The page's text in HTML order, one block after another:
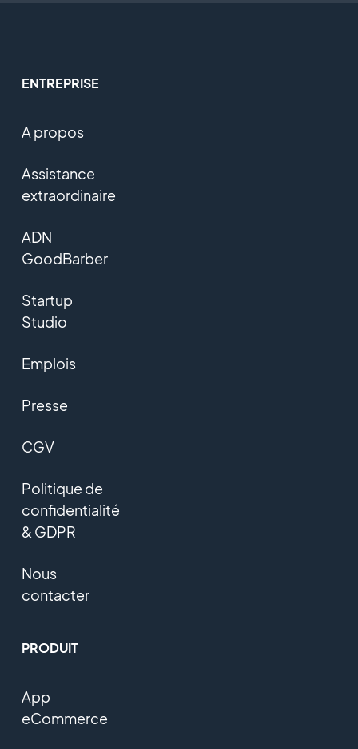
ENTREPRISE
A propos
Assistance
extraordinaire
ADN
GoodBarber
Startup
Studio
Emplois
Presse
CGV
Politique de
confidentialité
& GDPR
Nous
contacter
PRODUIT
App
eCommerce